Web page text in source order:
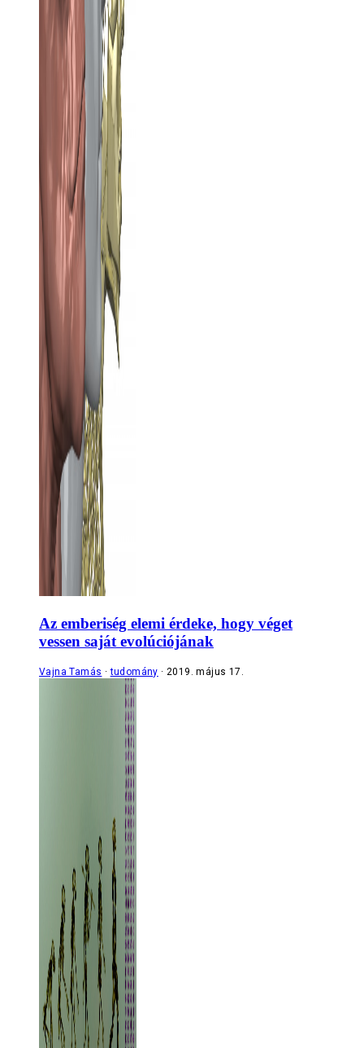
Az emberiség elemi érdeke, hogy véget
vessen saját evolúciójának
Vajna Tamás tudomány 2019. május 17.